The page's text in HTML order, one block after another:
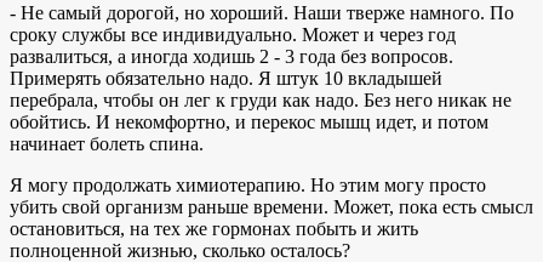
- Не самый дорогой, но хороший. Наши тверже намного. По
сроку службы все индивидуально. Может и через год
развалиться, а иногда ходишь 2 - 3 года без вопросов.
Примерять обязательно надо. Я штук 10 вкладышей
перебрала, чтобы он лег к груди как надо. Без него никак не
обойтись. И некомфортно, и перекос мышц идет, и потом
начинает болеть спина.
Я могу продолжать химиотерапию. Но этим могу просто
убить свой организм раньше времени. Может, пока есть смысл
остановиться, на тех же гормонах побыть и жить
полноценной жизнью, сколько осталось?